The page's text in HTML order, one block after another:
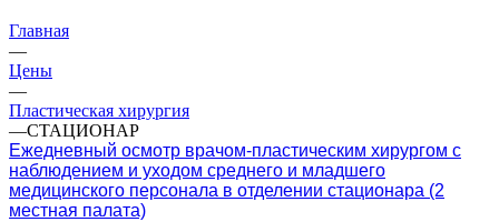
Главная
—
Цены
—
Пластическая хирургия
—СТАЦИОНАР
Ежедневный осмотр врачом-пластическим хирургом с
наблюдением и уходом среднего и младшего
медицинского персонала в отделении стационара (2
местная палата)